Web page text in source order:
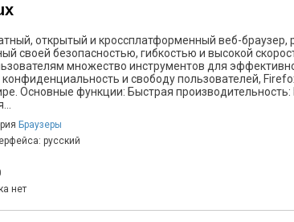
открытый и кроссплатформенный веб-браузер,
своей безопасностью, гибкостью и высокой
множество инструментов для
и свободу пользователей,
Основные функции: Быстрая производительность:
Браузеры
русский
нет